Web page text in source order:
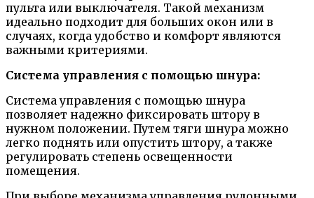
пульта или выключателя. Такой механизм
идеально подходит для больших окон или в
случаях, когда удобство и комфорт являются
важными критериями.
Система управления с помощью шнура:
Система управления с помощью шнура
позволяет надежно фиксировать штору в
нужном положении. Путем тяги шнура можно
легко поднять или опустить штору, а также
регулировать степень освещенности
помещения.